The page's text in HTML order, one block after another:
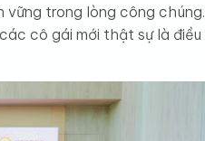
trong lòng công chúng.
cô gái mới thật sự là điều